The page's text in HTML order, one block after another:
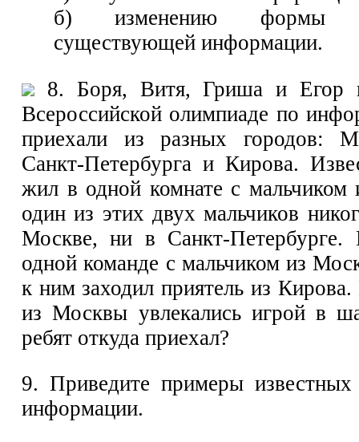
б) изменению формы
существующей информации.
8. Боря, Витя, Гриша и Егор
Всероссийской олимпиаде по
приехали из разных городов:
Санкт-Петербурга и Кирова.
жил в одной комнате с
один из этих двух мальчиков
Москве, ни в Санкт-Петербурге.
одной команде с мальчиком из
к ним заходил приятель из
из Москвы увлекались игрой в
ребят откуда приехал?
9. Приведите примеры известных
информации.